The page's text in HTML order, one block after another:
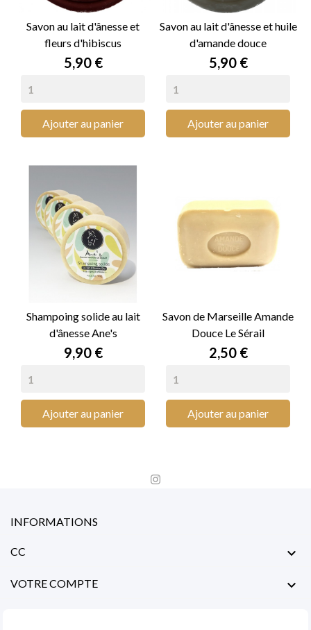
Savon au lait d'ânesse et
fleurs d'hibiscus
Prix
5,90 €
Ajouter au panier
Savon au lait d'ânesse et huile
d'amande douce
Prix
5,90 €
Ajouter au panier
Shampoing solide au lait
d'ânesse Ane's
Prix
9,90 €
Ajouter au panier
Savon de Marseille Amande
Douce Le Sérail
Prix
2,50 €
Ajouter au panier
INFORMATIONS
CC 
VOTRE COMPTE 